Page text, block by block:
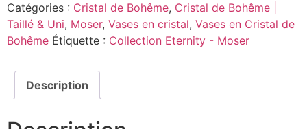
Catégories : Cristal de Bohême, Cristal de Bohême |
Taillé & Uni, Moser, Vases en cristal, Vases en Cristal de
Bohême Étiquette : Collection Eternity - Moser
Description